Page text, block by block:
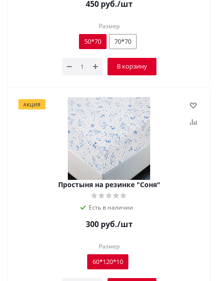
450руб./шт
Размер
50*70 70*70
В корзину
АКЦИЯ
Простыня на резинке "Соня"
Есть в наличии
300руб./шт
Размер
60*120*10